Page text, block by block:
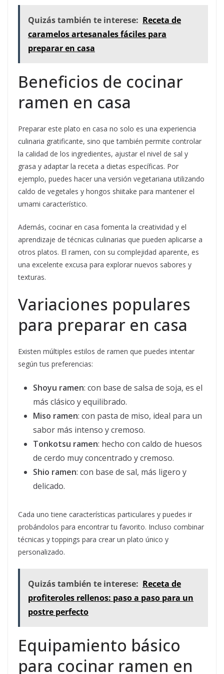
Quizás también te interese: Receta de
caramelos artesanales fáciles para
preparar en casa
Beneficios de cocinar
ramen en casa
Preparar este plato en casa no solo es una experiencia
culinaria gratificante, sino que también permite controlar
la calidad de los ingredientes, ajustar el nivel de sal y
grasa y adaptar la receta a dietas específicas. Por
ejemplo, puedes hacer una versión vegetariana utilizando
caldo de vegetales y hongos shiitake para mantener el
umami característico.
Además, cocinar en casa fomenta la creatividad y el
aprendizaje de técnicas culinarias que pueden aplicarse a
otros platos. El ramen, con su complejidad aparente, es
una excelente excusa para explorar nuevos sabores y
texturas.
Variaciones populares
para preparar en casa
Existen múltiples estilos de ramen que puedes intentar
según tus preferencias:
Shoyu ramen: con base de salsa de soja, es el
más clásico y equilibrado.
Miso ramen: con pasta de miso, ideal para un
sabor más intenso y cremoso.
Tonkotsu ramen: hecho con caldo de huesos
de cerdo muy concentrado y cremoso.
Shio ramen: con base de sal, más ligero y
delicado.
Cada uno tiene características particulares y puedes ir
probándolos para encontrar tu favorito. Incluso combinar
técnicas y toppings para crear un plato único y
personalizado.
Quizás también te interese: Receta de
profiteroles rellenos: paso a paso para un
postre perfecto
Equipamiento básico
para cocinar ramen en